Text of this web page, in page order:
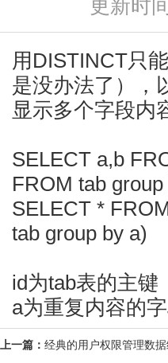
更新时
用DISTINCT只
是没办法了），
显示多个字段内
SELECT a,b
FROM tab group
SELECT *
tab group by a)
id为tab表的主键
a为重复内容的
上一篇： 经典的用户权限管理数